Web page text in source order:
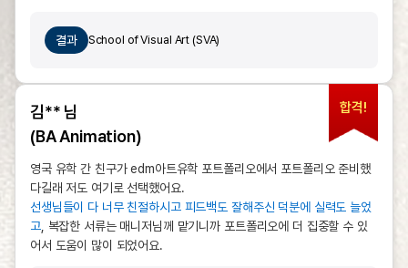
결과 School of Visual Art (SVA)
김** 님
(BA Animation)
합격!
영국 유학 간 친구가 edm아트유학 포트폴리오에서 포트폴리오 준비했
다길래 저도 여기로 선택했어요.
선생님들이 다 너무 친절하시고 피드백도 잘해주신 덕분에 실력도 늘었
고, 복잡한 서류는 매니저님께 맡기니까 포트폴리오에 더 집중할 수 있
어서 도움이 많이 되었어요.